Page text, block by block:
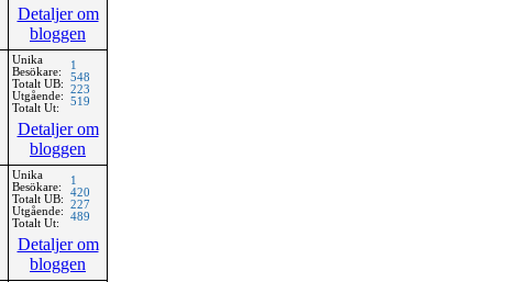
Detaljer om
bloggen
Unika
Besökare:
Totalt UB:
Utgående:
Totalt Ut:
1
548
223
519
Detaljer om
bloggen
Unika
Besökare:
Totalt UB:
Utgående:
Totalt Ut:
1
420
227
489
Detaljer om
bloggen